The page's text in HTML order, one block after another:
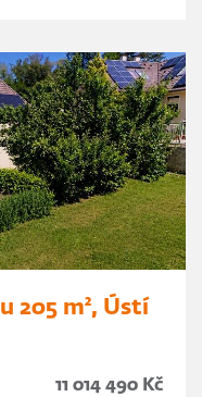
205 m², Ústí
11 014 490 Kč